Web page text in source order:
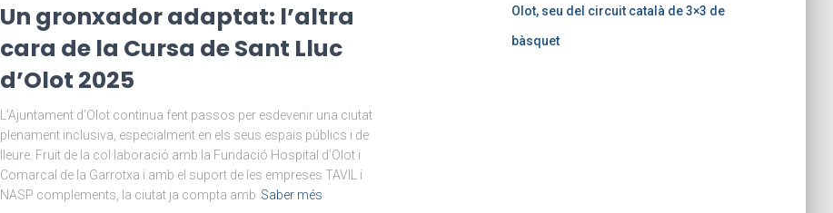
Un gronxador adaptat: l’altra
cara de la Cursa de Sant Lluc
d’Olot 2025
L’Ajuntament d’Olot continua fent passos per esdevenir una ciutat
plenament inclusiva, especialment en els seus espais públics i de
lleure. Fruit de la col·laboració amb la Fundació Hospital d’Olot i
Comarcal de la Garrotxa i amb el suport de les empreses TAVIL i
NASP complements, la ciutat ja compta amb Saber més
Olot, seu del circuit català de 3×3 de
bàsquet